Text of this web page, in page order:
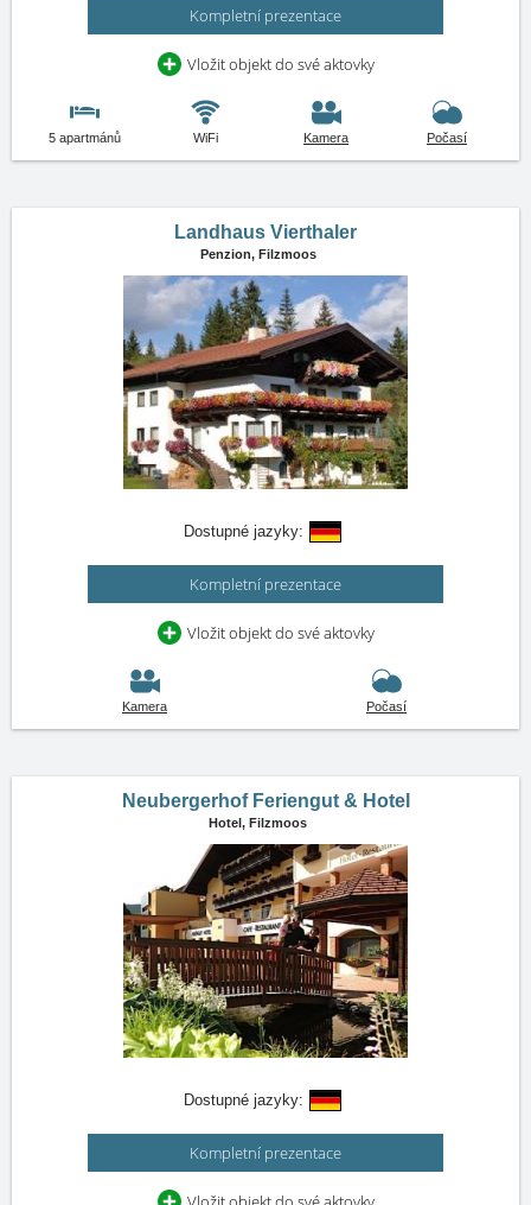
Kompletní prezentace
Vložit objekt do své aktovky
5 apartmánů WiFi Kamera Počasí
Landhaus Vierthaler
Penzion, Filzmoos
Dostupné jazyky:
Kompletní prezentace
Vložit objekt do své aktovky
Kamera Počasí
Neubergerhof Feriengut & Hotel
Hotel, Filzmoos
Dostupné jazyky:
Kompletní prezentace